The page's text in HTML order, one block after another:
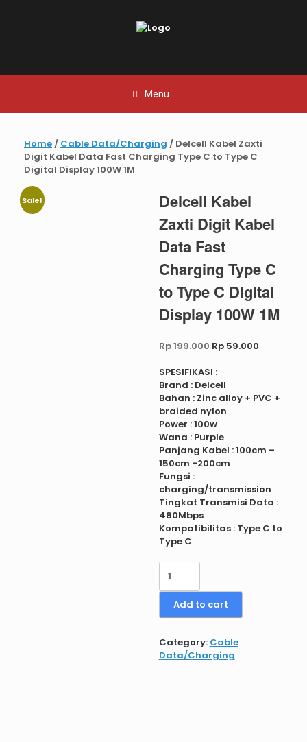
Menu
Home/ Cable Data/Charging / Delcell Kabel Zaxti
Digit Kabel Data Fast Charging Type C to Type C
Digital Display 100W 1M
Sale!
Delcell Kabel
Zaxti Digit Kabel
Data Fast
Charging Type C
to Type C Digital
Display 100W 1M
Rp199.000 Original
was:
Rp 199.000.
Rp59.000Current
SPESIFIKASI :
Brand : Delcell
Bahan : Zinc alloy + PVC +
braided nylon
Power : 100w
Wana : Purple
Panjang Kabel : 100cm –
150cm -200cm
Fungsi :
charging/transmission
Tingkat Transmisi Data :
480Mbps
Kompatibilitas : Type C to
Type C
Delcell
Kabel
Zaxti
Digit
Kabel
Fast
Charging
Add to cart
Category: Cable
Data/Charging